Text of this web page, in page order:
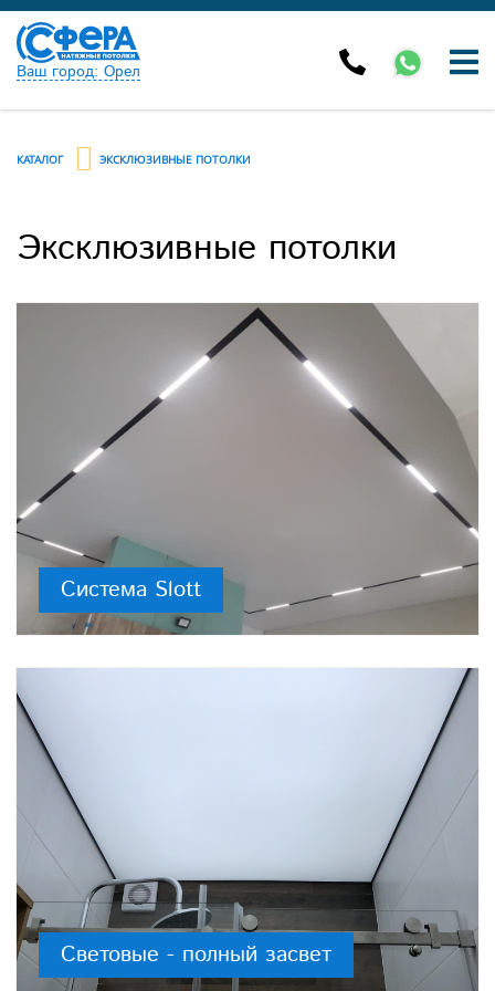
Ваш город: Орел
КАТАЛОГ ЭКСКЛЮЗИВНЫЕ ПОТОЛКИ
Эксклюзивные потолки
Система Slott
Световые - полный засвет